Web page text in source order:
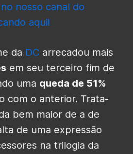
nosso canal do
aqui!
da DC arrecadou mais
em seu terceiro fim de
uma queda de 51%
com o anterior. Trata-
bem maior de a de
de uma expressão
na trilogia da